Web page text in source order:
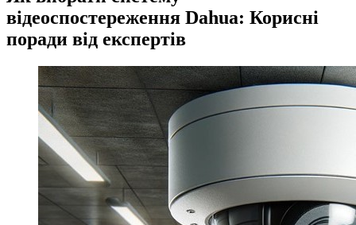
відеоспостереження Dahua: Корисні
поради від експертів